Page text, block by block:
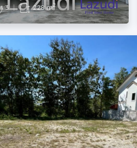
3 | 228 m2